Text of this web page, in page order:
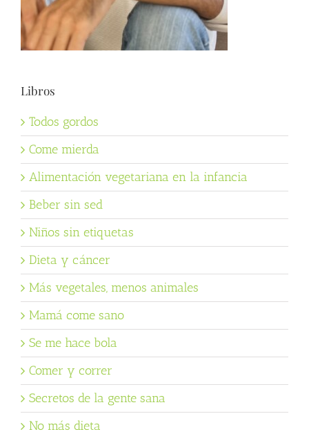
Libros
Todos gordos
Come mierda
Alimentación vegetariana en la infancia
Beber sin sed
Niños sin etiquetas
Dieta y cáncer
Más vegetales, menos animales
Mamá come sano
Se me hace bola
Comer y correr
Secretos de la gente sana
No más dieta